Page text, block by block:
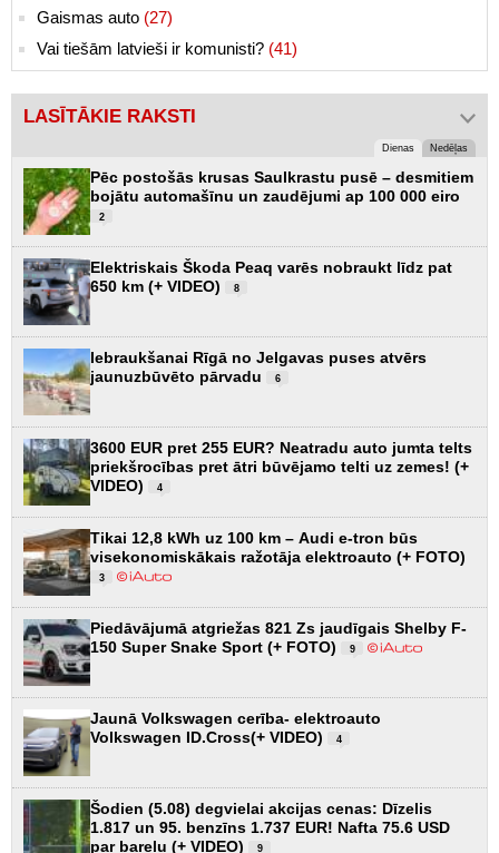
Gaismas auto (27)
Vai tiešām latvieši ir komunisti? (41)
LASĪTĀKIE RAKSTI
Dienas Nedēļas
Pēc postošās krusas Saulkrastu pusē – desmitiem
bojātu automašīnu un zaudējumi ap 100 000 eiro
2
Elektriskais Škoda Peaq varēs nobraukt līdz pat
650 km (+ VIDEO)
8
Iebraukšanai Rīgā no Jelgavas puses atvērs
jaunuzbūvēto pārvadu
6
3600 EUR pret 255 EUR? Neatradu auto jumta telts
priekšrocības pret ātri būvējamo telti uz zemes! (+
VIDEO)
4
Tikai 12,8 kWh uz 100 km – Audi e-tron būs
visekonomiskākais ražotāja elektroauto (+ FOTO)
3
Piedāvājumā atgriežas 821 Zs jaudīgais Shelby F-
150 Super Snake Sport (+ FOTO)
9
Jaunā Volkswagen cerība- elektroauto
Volkswagen ID.Cross(+ VIDEO)
4
Šodien (5.08) degvielai akcijas cenas: Dīzelis
1.817 un 95. benzīns 1.737 EUR! Nafta 75.6 USD
par barelu (+ VIDEO)
9